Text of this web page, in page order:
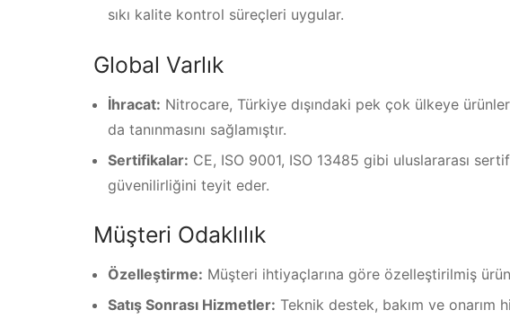
sıkı kalite kontrol süreçleri uygular.
Global Varlık
İhracat: Nitrocare, Türkiye dışındaki pek çok ülkeye
da tanınmasını sağlamıştır.
Sertifikalar: CE, ISO 9001, ISO 13485 gibi uluslararası
güvenilirliğini teyit eder.
Müşteri Odaklılık
Özelleştirme: Müşteri ihtiyaçlarına göre özelleştirilmiş
Satış Sonrası Hizmetler: Teknik destek, bakım ve